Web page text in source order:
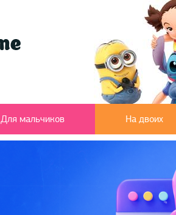
Для мальчиков На двоих